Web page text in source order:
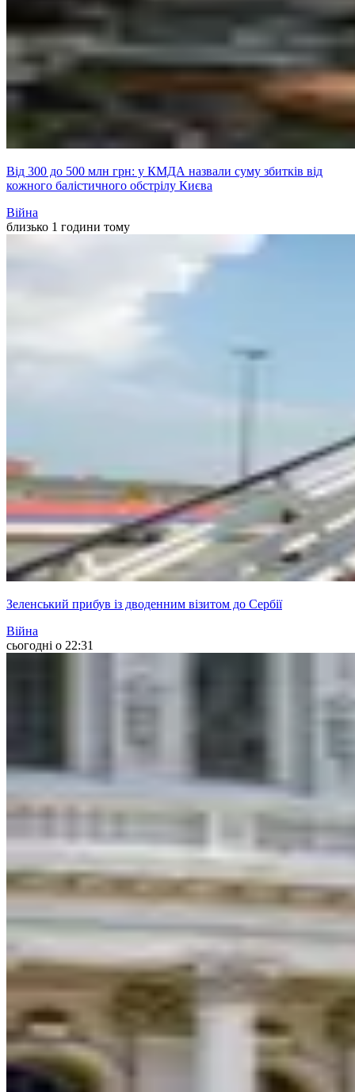
Від 300 до 500 млн грн: у КМДА назвали суму збитків від
кожного балістичного обстрілу Києва
Війна
близько 1 години тому
Зеленський прибув із дводенним візитом до Сербії
Війна
сьогодні о 22:31